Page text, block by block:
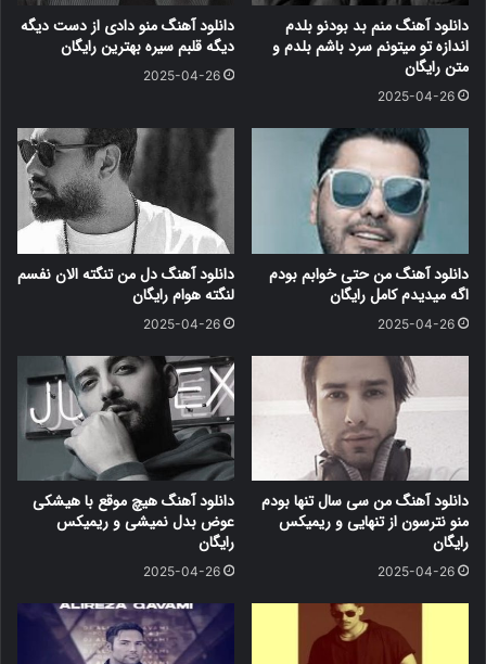
دانلود آهنگ منم بد بودنو بلدم
اندازه تو میتونم سرد باشم بلدم و
متن رایگان
2025-04-26
دانلود آهنگ منو دادی از دست دیگه
دیگه قلبم سیره بهترین رایگان
2025-04-26
دانلود آهنگ من حتی خوابم بودم
اگه میدیدم کامل رایگان
2025-04-26
دانلود آهنگ دل من تنگته الان نفسم
لنگته هوام رایگان
2025-04-26
دانلود آهنگ من سی سال تنها بودم
منو نترسون از تنهایی و ریمیکس
رایگان
2025-04-26
دانلود آهنگ هیچ موقع با هیشکی
عوض بدل نمیشی و ریمیکس
رایگان
2025-04-26